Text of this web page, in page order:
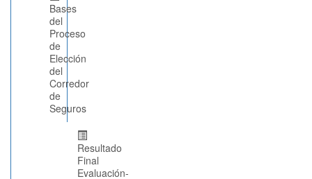
Bases
del
Proceso
de
Elección
del
Corredor
de
Seguros
Resultado
Final
Evaluación-